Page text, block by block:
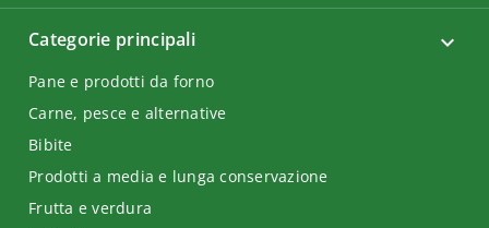
Categorie principali
Pane e prodotti da forno
Carne, pesce e alternative
Bibite
Prodotti a media e lunga conservazione
Frutta e verdura